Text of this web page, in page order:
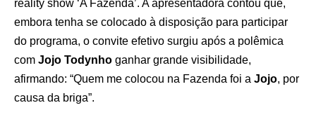
reality show ‘A Fazenda’. A apresentadora contou que,
embora tenha se colocado à disposição para participar
do programa, o convite efetivo surgiu após a polêmica
com Jojo Todynho ganhar grande visibilidade,
afirmando: “Quem me colocou na Fazenda foi a Jojo, por
causa da briga”.